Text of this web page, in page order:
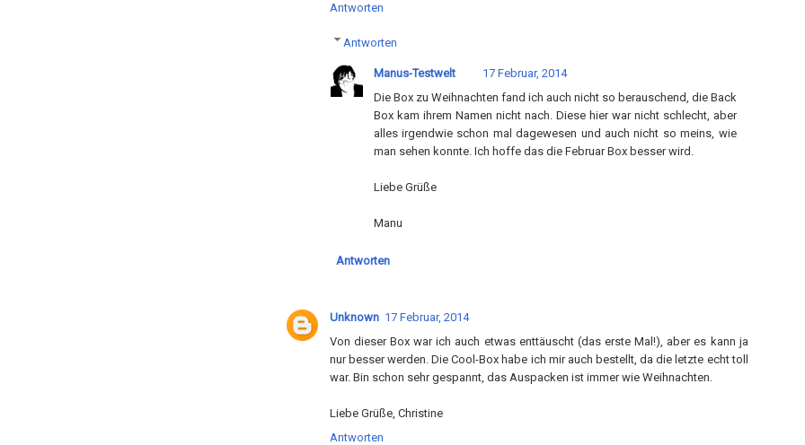
Antworten
Antworten
Manus-Testwelt
17 Februar, 2014
Die Box zu Weihnachten fand ich auch nicht so berauschend, die Back
Box kam ihrem Namen nicht nach. Diese hier war nicht schlecht, aber
alles irgendwie schon mal dagewesen und auch nicht so meins, wie
man sehen konnte. Ich hoffe das die Februar Box besser wird.
Liebe Grüße
Manu
Antworten
Unknown 17 Februar, 2014
Von dieser Box war ich auch etwas enttäuscht (das erste Mal!), aber es kann ja
nur besser werden. Die Cool-Box habe ich mir auch bestellt, da die letzte echt toll
war. Bin schon sehr gespannt, das Auspacken ist immer wie Weihnachten.
Liebe Grüße, Christine
Antworten